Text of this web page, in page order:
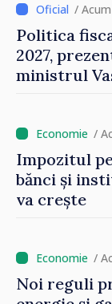
/
Politica
2027,
ministrul
taxare mai/
Impozitul
bănci și
va crește
/
Noi reguli